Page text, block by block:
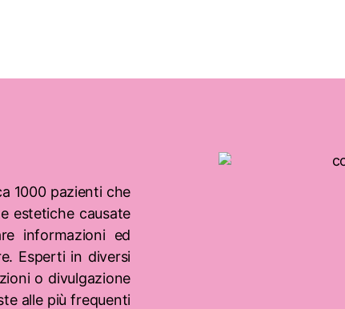
1000 pazienti che
estetiche causate
informazioni ed
Esperti in diversi
o divulgazione
alle più frequenti